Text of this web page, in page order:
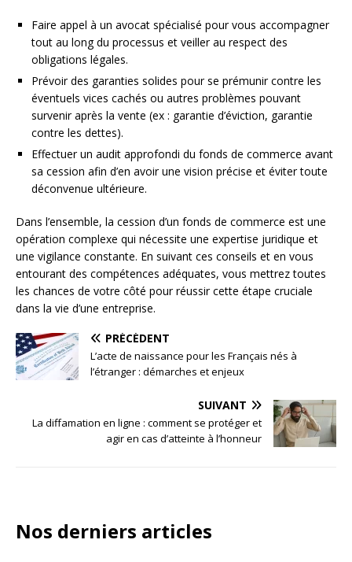
Faire appel à un avocat spécialisé pour vous accompagner
tout au long du processus et veiller au respect des
obligations légales.
Prévoir des garanties solides pour se prémunir contre les
éventuels vices cachés ou autres problèmes pouvant
survenir après la vente (ex : garantie d’éviction, garantie
contre les dettes).
Effectuer un audit approfondi du fonds de commerce avant
sa cession afin d’en avoir une vision précise et éviter toute
déconvenue ultérieure.
Dans l’ensemble, la cession d’un fonds de commerce est une
opération complexe qui nécessite une expertise juridique et
une vigilance constante. En suivant ces conseils et en vous
entourant des compétences adéquates, vous mettrez toutes
les chances de votre côté pour réussir cette étape cruciale
dans la vie d’une entreprise.
PRÉCÉDENT
L’acte de naissance pour les Français nés à
l’étranger : démarches et enjeux
SUIVANT
La diffamation en ligne : comment se protéger et
agir en cas d’atteinte à l’honneur
Nos derniers articles